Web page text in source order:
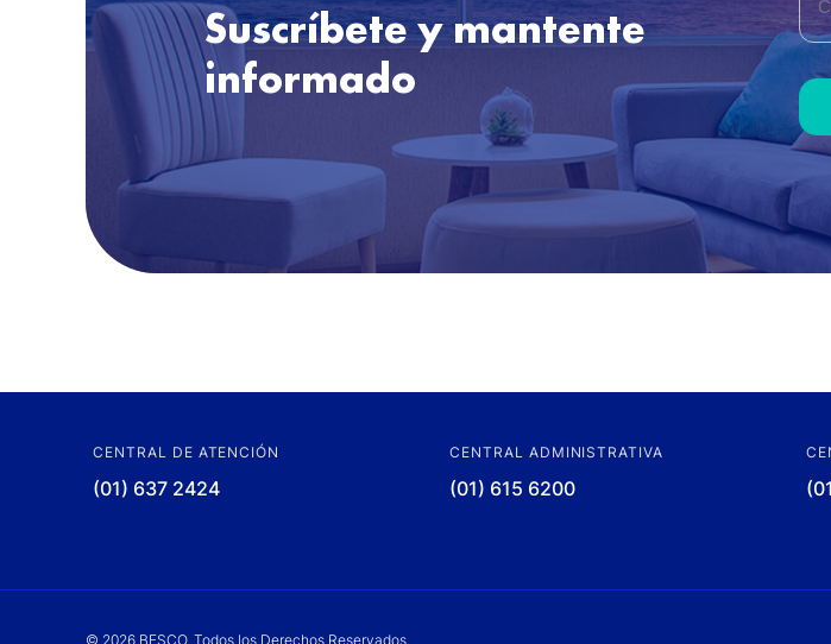
Suscríbete y mantente
informado
CENTRAL DE ATENCIÓN
(01) 637 2424
CENTRAL ADMINISTRATIVA
(01) 615 6200
© 2026 BESCO. Todos los Derechos Reservados.